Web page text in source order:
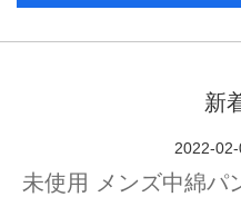
新
2022-
未使用 メンズ中綿パ